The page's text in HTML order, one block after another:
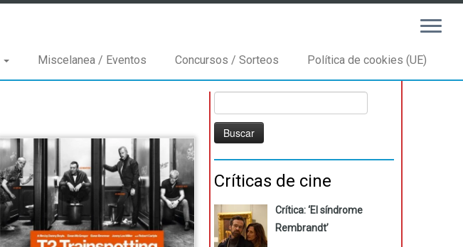
Miscelanea / Eventos Concursos / Sorteos Política de cookies (UE)
Críticas de cine
Crítica: ‘El síndrome
Rembrandt’